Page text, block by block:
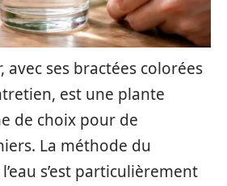
avec ses bractées colorées
est une plante
de choix pour de
La méthode du
s’est particulièrement